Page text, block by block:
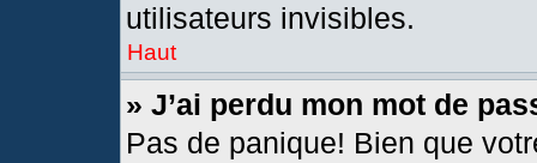
utilisateurs invisibles.
Haut
» J’ai perdu mon mot de
Pas de panique! Bien que